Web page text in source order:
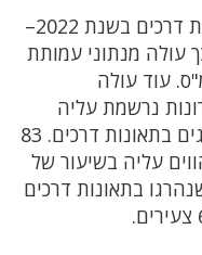
83 צעירים (15-24) נהרגו בתאונות דרכים בשנת 2022–
עולה מנתוני עמותת
עוד עולה
נרשמת עליה
הדרגתית במספר הצעירים שנהרגים בתאונות דרכים. 83
שנהרגו בשנת 2022 מהווים עליה בשיעור של
בתאונות דרכים